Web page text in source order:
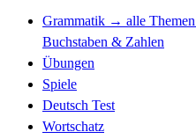
Grammatik → alle Themen
Buchstaben & Zahlen
Übungen
Spiele
Deutsch Test
Wortschatz